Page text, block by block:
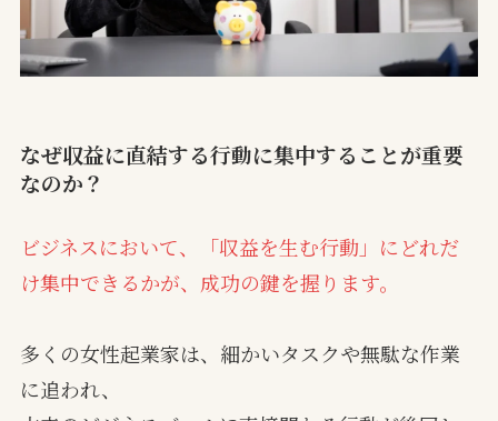
なぜ収益に直結する行動に集中することが重要
なのか？
ビジネスにおいて、「収益を生む行動」にどれだ
け集中できるかが、成功の鍵を握ります。
多くの女性起業家は、細かいタスクや無駄な作業
に追われ、